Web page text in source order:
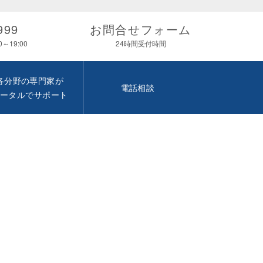
～19:00
お問合せフォーム
24時間受付時間
分野の専門家が
タルでサポート
電話相談